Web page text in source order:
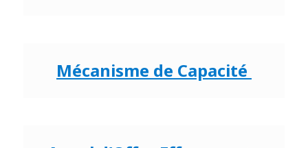
Mécanisme de Capacité